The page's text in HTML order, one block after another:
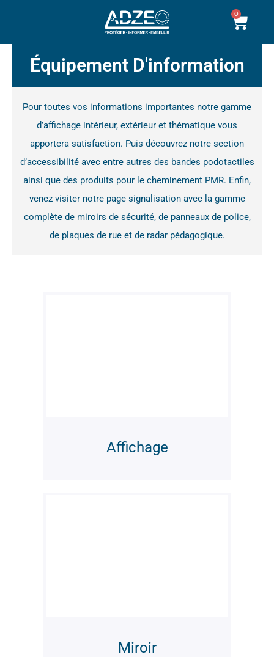
0
Équipement D'information
Pour toutes vos informations importantes notre gamme
d’affichage intérieur, extérieur et thématique vous
apportera satisfaction. Puis découvrez notre section
d’accessibilitéavec entre autres des bandes podotactiles
ainsi que des produits pour le cheminement PMR. Enfin,
venez visiter notre page signalisationavec la gamme
complète de miroirs de sécurité, de panneaux de police,
de plaques de rue et de radar pédagogique.
Affichage
Miroir